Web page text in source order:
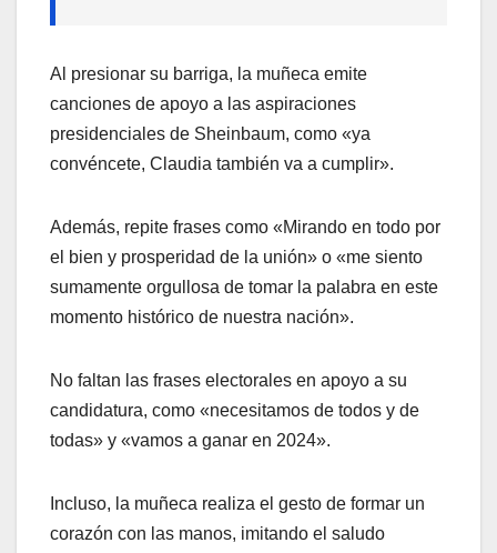
Al presionar su barriga, la muñeca emite
canciones de apoyo a las aspiraciones
presidenciales de Sheinbaum, como «ya
convéncete, Claudia también va a cumplir».
Además, repite frases como «Mirando en todo por
el bien y prosperidad de la unión» o «me siento
sumamente orgullosa de tomar la palabra en este
momento histórico de nuestra nación».
No faltan las frases electorales en apoyo a su
candidatura, como «necesitamos de todos y de
todas» y «vamos a ganar en 2024».
Incluso, la muñeca realiza el gesto de formar un
corazón con las manos, imitando el saludo